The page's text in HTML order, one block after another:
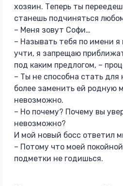
хозяин. Теперь ты
станешь подчиняться
– Меня зовут Софи…
– Называть тебя по имени я
учти, я запрещаю
под каким предлогом, –
– Ты не способна стать
более заменить ей родную
невозможно.
– Но почему? Почему вы
невозможно?
И мой новый босс ответил
– Потому что моей
подметки не годишься.